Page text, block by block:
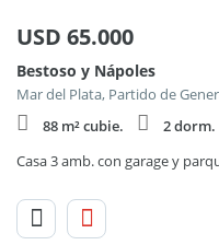
USD 65.000
Bestoso y Nápoles
Mar del Plata, Partido de
88 m² cubie.
2 dorm.
Casa 3 amb. con garage y